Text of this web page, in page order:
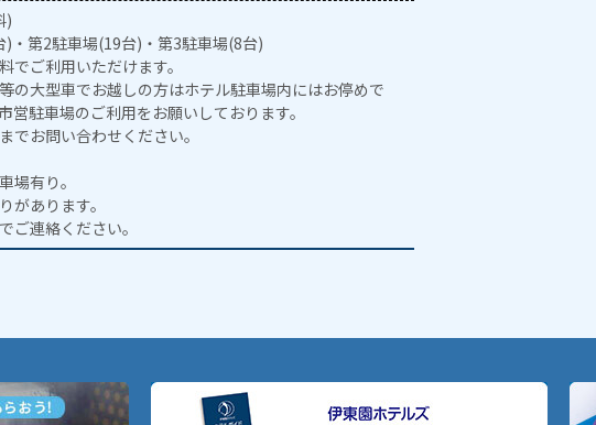
)
)・第2駐車場(19台)・第3駐車場(8台)
でご利用いただけます。
の大型車でお越しの方はホテル駐車場内にはお停めで
営駐車場のご利用をお願いしております。
でお問い合わせください。
場有り。
があります。
ご連絡ください。